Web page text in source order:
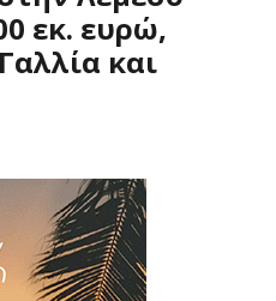
εκ. ευρώ,
και